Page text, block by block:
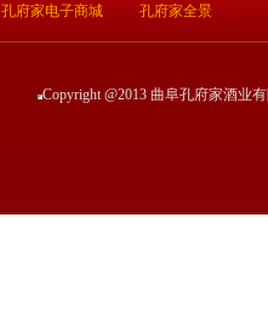
孔府家电子商城 孔府家全景
Copyright @2013 曲阜孔府家酒业